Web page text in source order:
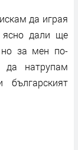
да играя
дали ще
но за мен по-
натрупам